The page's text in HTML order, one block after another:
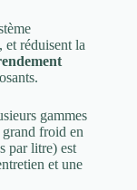
et réduisent la
gammes
grand froid en
par litre) est
et une